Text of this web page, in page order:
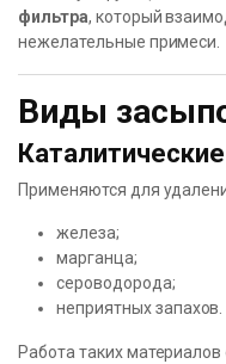
фильтра, который
нежелательные примеси.
Виды
Каталитические
Применяются для
железа;
марганца;
сероводорода;
неприятных запахов.
Работа таких